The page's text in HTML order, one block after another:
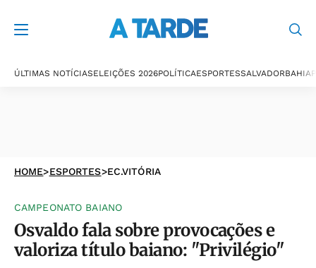
ÚLTIMAS NOTÍCIASELEIÇÕES 2026POLÍTICAESPORTESSALVADORBAHIA
HOME>ESPORTES>EC.VITÓRIA
CAMPEONATO BAIANO
Osvaldo fala sobre provocações e
valoriza título baiano: "Privilégio"